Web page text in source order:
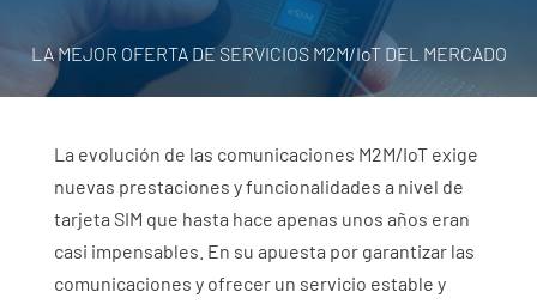
LA MEJOR OFERTA DE SERVICIOS M2M/IoT DEL MERCADO
La evolución de las comunicaciones M2M/IoT exige
nuevas prestaciones y funcionalidades a nivel de
tarjeta SIM que hasta hace apenas unos años eran
casi impensables. En su apuesta por garantizar las
comunicaciones y ofrecer un servicio estable y